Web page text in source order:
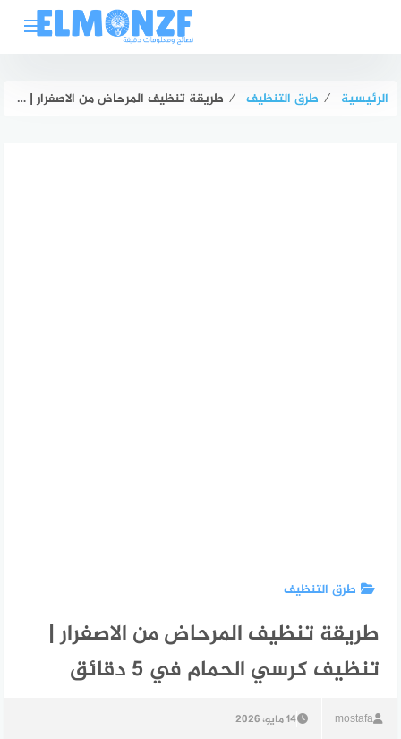
الرئيسية ⁄ طرق التنظيف ⁄ طريقة تنظيف المرحاض من الاصفرار | تنظيف كرسي الحمام في 5 دقائق
طرق التنظيف
طريقة تنظيف المرحاض من الاصفرار |
تنظيف كرسي الحمام في 5 دقائق
mostafa 14 مايو، 2026